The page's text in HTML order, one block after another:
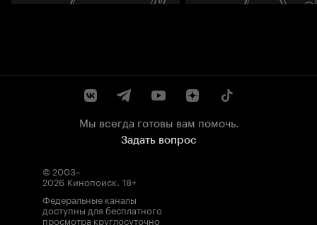
Мы всегда готовы вам помочь.
Задать вопрос
© 2003–
2026 Кинопоиск. 18+
Федеральные каналы
доступны для бесплатного
просмотра круглосуточно